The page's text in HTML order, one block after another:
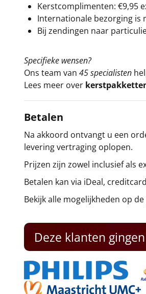
Kerstcomplimenten: €9,95
Internationale bezorging is
Bij zendingen naar
Specifieke wensen?
Ons team van 45 specialisten
Lees meer over
Betalen
Na akkoord ontvangt u een
levering vertraging oplopen.
Prijzen zijn zowel inclusief als
Betalen kan via iDeal,
Bekijk alle mogelijkheden op
Deze klanten